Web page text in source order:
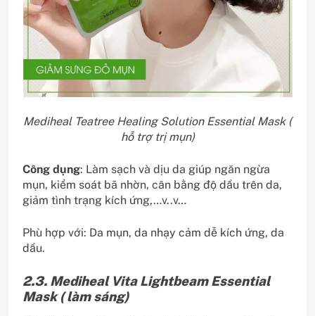
Mediheal Teatree Healing Solution Essential Mask (
hỗ trợ trị mụn)
Công dụng: Làm sạch và dịu da giúp ngăn ngừa
mụn, kiểm soát bã nhờn, cân bằng độ dầu trên da,
giảm tình trạng kích ứng,…v..v…
Phù hợp với: Da mụn, da nhạy cảm dễ kích ứng, da
dầu.
2.3. Mediheal Vita Lightbeam Essential
Mask ( làm sáng)